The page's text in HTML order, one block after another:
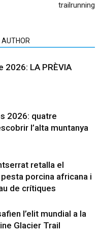
trailrunning
AUTHOR
2026: LA PRÈVIA
2026: quatre
l’alta muntanya
retalla el
porcina africana i
de crítiques
l’elit mundial a la
Glacier Trail